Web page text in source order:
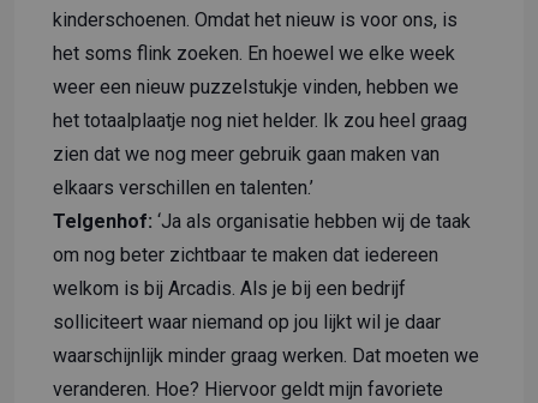
kinderschoenen. Omdat het nieuw is voor ons, is
het soms flink zoeken. En hoewel we elke week
weer een nieuw puzzelstukje vinden, hebben we
het totaalplaatje nog niet helder. Ik zou heel graag
zien dat we nog meer gebruik gaan maken van
elkaars verschillen en talenten.’
Telgenhof: ‘Ja als organisatie hebben wij de taak
om nog beter zichtbaar te maken dat iedereen
welkom is bij Arcadis. Als je bij een bedrijf
solliciteert waar niemand op jou lijkt wil je daar
waarschijnlijk minder graag werken. Dat moeten we
veranderen. Hoe? Hiervoor geldt mijn favoriete